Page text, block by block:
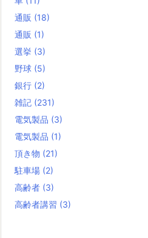
通販 (18)
通販 (1)
選挙 (3)
野球 (5)
銀行 (2)
雑記 (231)
電気製品 (3)
電気製品 (1)
頂き物 (21)
駐車場 (2)
高齢者 (3)
高齢者講習 (3)